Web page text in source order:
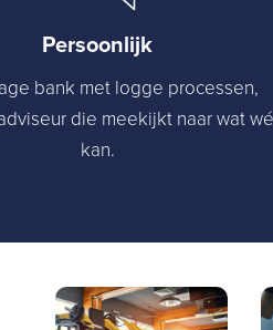
Persoonlijk
bank met logge processen,
die meekijkt naar wat
kan.